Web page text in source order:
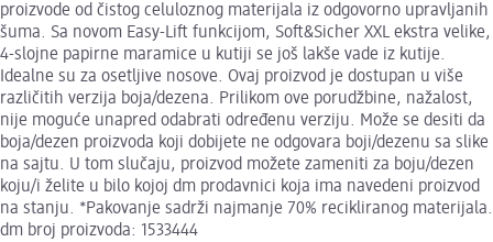
proizvode od čistog celuloznog materijala iz odgovorno upravljanih
šuma. Sa novom Easy-Lift funkcijom, Soft&Sicher XXL ekstra velike,
4-slojne papirne maramice u kutiji se još lakše vade iz kutije.
Idealne su za osetljive nosove. Ovaj proizvod je dostupan u više
različitih verzija boja/dezena. Prilikom ove porudžbine, nažalost,
nije moguće unapred odabrati određenu verziju. Može se desiti da
boja/dezen proizvoda koji dobijete ne odgovara boji/dezenu sa slike
na sajtu. U tom slučaju, proizvod možete zameniti za boju/dezen
koju/i želite u bilo kojoj dm prodavnici koja ima navedeni proizvod
na stanju. *Pakovanje sadrži najmanje 70% recikliranog materijala.
dm broj proizvoda: 1533444